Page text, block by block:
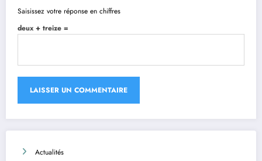
Saisissez votre réponse en chiffres
deux + treize =
Actualités